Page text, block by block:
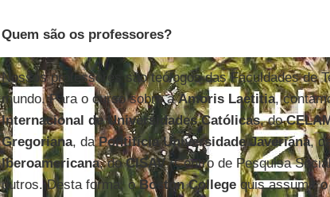
Quem são os professores?
Nossos professores são teólogos das Faculdades de
mundo. Para o curso sobre aAmoris Laetitia,
Internacional de Universidades Católicas, do
Gregoriana, daPontifícia Universidade Javeriana,
Iberoamericana, doCISAV(Centro de Pesquisa
outros. Desta forma, oBoston Collegequis assumir